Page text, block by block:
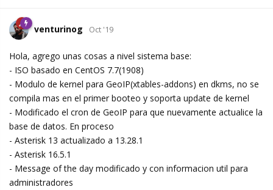
venturinog Oct '19
Hola, agrego unas cosas a nivel sistema base:
- ISO basado en CentOS 7.7(1908)
- Modulo de kernel para GeoIP(xtables-addons) en dkms, no se
compila mas en el primer booteo y soporta update de kernel
- Modificado el cron de GeoIP para que nuevamente actualice la
base de datos. En proceso
- Asterisk 13 actualizado a 13.28.1
- Asterisk 16.5.1
- Message of the day modificado y con informacion util para
administradores